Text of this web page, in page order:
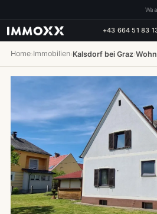
+43 664 51 83
Home›Immobilien›Kalsdorf bei Graz›